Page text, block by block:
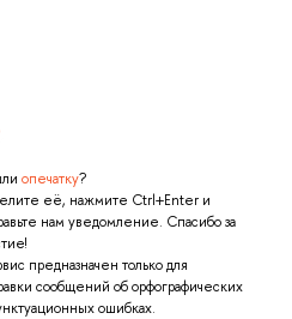
опечатку?
её, нажмите Ctrl+Enter и
нам уведомление. Спасибо за
предназначен только для
сообщений об орфографических
ошибках.